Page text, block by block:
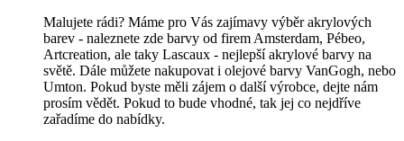
Malujete rádi? Máme pro Vás zajímavy výběr akrylových
barev - naleznete zde barvy od firem Amsterdam, Pébeo,
Artcreation, ale taky Lascaux - nejlepší akrylové barvy na
světě. Dále můžete nakupovat i olejové barvy VanGogh, nebo
Umton. Pokud byste měli zájem o další výrobce, dejte nám
prosím vědět. Pokud to bude vhodné, tak jej co nejdříve
zařadíme do nabídky.